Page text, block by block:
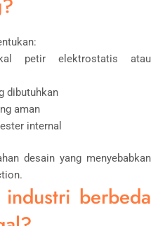
petir elektrostatis atau
dibutuhkan
aman
internal
desain yang menyebabkan
industri berbeda